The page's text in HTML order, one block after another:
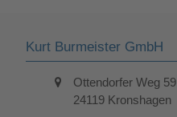
Kurt Burmeister GmbH
Ottendorfer Weg 59
24119 Kronshagen